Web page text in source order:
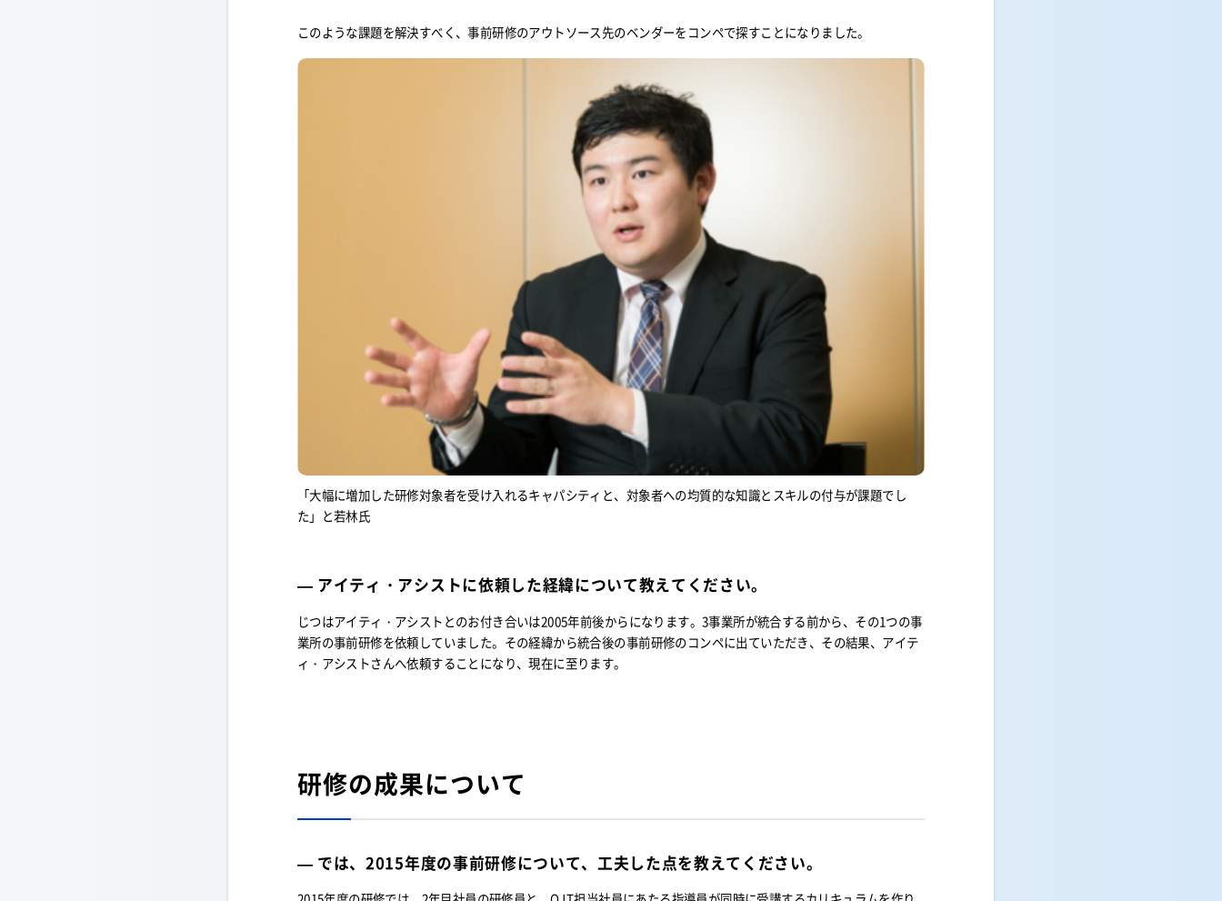
このような課題を解決すべく、事前研修のアウトソース先のベンダーをコンペで探すことになりました。
「大幅に増加した研修対象者を受け入れるキャパシティと、対象者への均質的な知識とスキルの付与が課題でし
た」と若林氏
— アイティ・アシストに依頼した経緯について教えてください。
じつはアイティ・アシストとのお付き合いは2005年前後からになります。3事業所が統合する前から、その1つの事
業所の事前研修を依頼していました。その経緯から統合後の事前研修のコンペに出ていただき、その結果、アイテ
ィ・アシストさんへ依頼することになり、現在に至ります。
研修の成果について
— では、2015年度の事前研修について、工夫した点を教えてください。